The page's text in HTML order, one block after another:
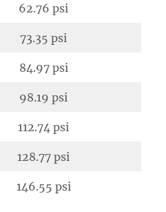
62.76 psi
73.35 psi
84.97 psi
98.19 psi
112.74 psi
128.77 psi
146.55 psi